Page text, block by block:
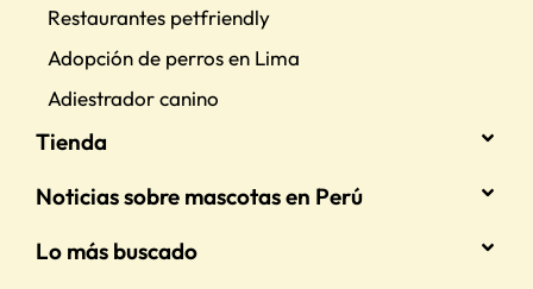
Restaurantes petfriendly
Adopción de perros en Lima
Adiestrador canino
Tienda
Noticias sobre mascotas en Perú
Lo más buscado